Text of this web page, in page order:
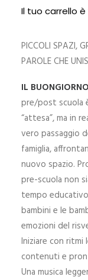
Il tuo carrello
operiamo in
PICCOLI SPAZI,
PAROLE CHE
IL
pre/post scuola
“attesa”, ma in
vero passaggio
famiglia,
nuovo spazio.
pre-scuola non
tempo
bambini e le
emozioni del
Iniziare con
contenuti e
Una musica